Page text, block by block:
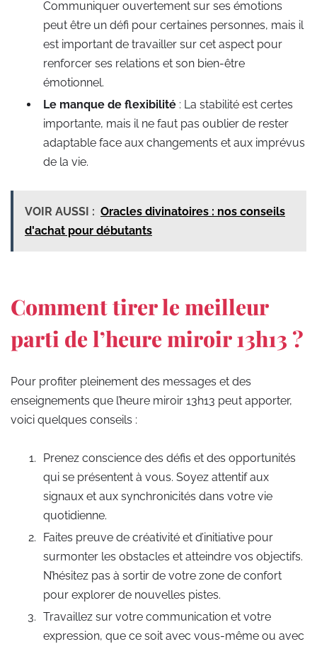
Communiquer ouvertement sur ses émotions
peut être un défi pour certaines personnes, mais il
est important de travailler sur cet aspect pour
renforcer ses relations et son bien-être
émotionnel.
Le manque de flexibilité : La stabilité est certes
importante, mais il ne faut pas oublier de rester
adaptable face aux changements et aux imprévus
de la vie.
VOIR AUSSI : Oracles divinatoires : nos conseils
d'achat pour débutants
Comment tirer le meilleur
parti de l’heure miroir 13h13 ?
Pour profiter pleinement des messages et des
enseignements que l’heure miroir 13h13 peut apporter,
voici quelques conseils :
Prenez conscience des défis et des opportunités
qui se présentent à vous. Soyez attentif aux
signaux et aux synchronicités dans votre vie
quotidienne.
Faites preuve de créativité et d’initiative pour
surmonter les obstacles et atteindre vos objectifs.
N’hésitez pas à sortir de votre zone de confort
pour explorer de nouvelles pistes.
Travaillez sur votre communication et votre
expression, que ce soit avec vous-même ou avec